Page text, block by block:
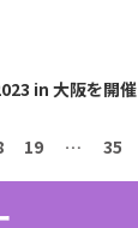
in 大阪を開催
19 … 35